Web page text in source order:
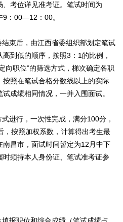
考位详见准考证。笔试时间为
9：00—12：00。
束后，由江西省委组织部划定笔试
到低的顺序，按照3：1的比例，
向职位”的筛选方式，梯次确定各职
照在笔试合格分数线以上的实际
成绩相同情况，一并入围面试。
行，一次性完成，满分100分，
，按照加权系数，计算得出考生最
昌市，面试时间暂定为12月中下
须持本人身份证、笔试准考证参